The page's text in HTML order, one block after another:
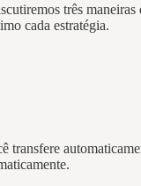
três
cada estratégia.